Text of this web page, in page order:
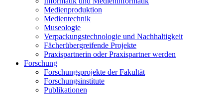
Medienproduktion
Medientechnik
Museologie
Verpackungstechnologie und Nachhaltigkeit
Fächerübergreifende Projekte
Praxispartnerin oder Praxispartner werden
Forschung
Forschungsprojekte der Fakultät
Forschungsinstitute
Publikationen